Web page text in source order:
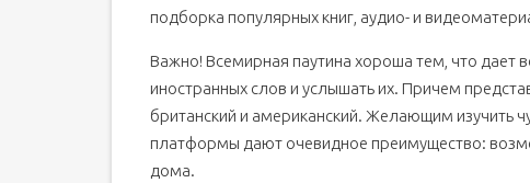
подборка популярных книг, аудио- и
Важно! Всемирная паутина хороша тем, что дает
иностранных слов и услышать их. Причем
британский и американский. Желающим изучить
платформы дают очевидное преимущество:
дома.